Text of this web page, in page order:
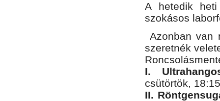
A hetedik
szokásos
Azonban van
szeretnék
I.
csütörtök,
II.